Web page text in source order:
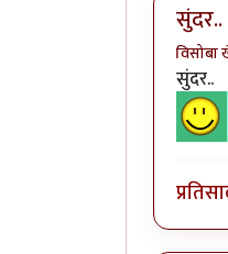
सुंदर..
विसोबा
सुंदर..